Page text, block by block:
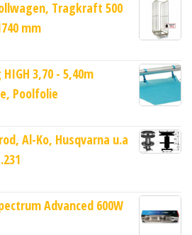
Tragkraft 500
mm
3,70 - 5,40m
Poolfolie
Al-Ko, Husqvarna u.a
Advanced 600W